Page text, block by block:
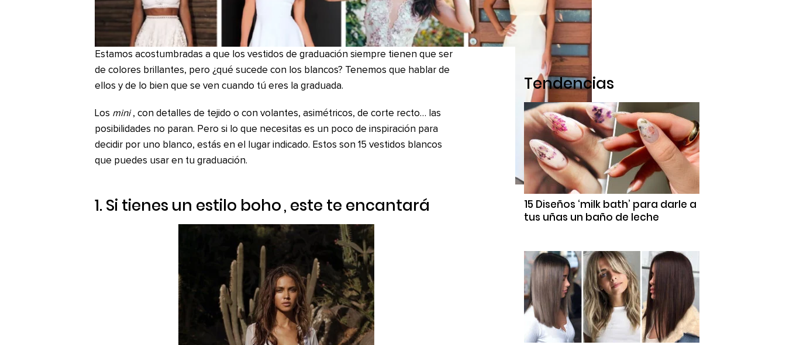
Estamos acostumbradas a que los vestidos de graduación siempre tienen que ser
de colores brillantes, pero ¿qué sucede con los blancos? Tenemos que hablar de
ellos y de lo bien que se ven cuando tú eres la graduada.
Los mini , con detalles de tejido o con volantes, asimétricos, de corte recto… las
posibilidades no paran. Pero si lo que necesitas es un poco de inspiración para
decidir por uno blanco, estás en el lugar indicado. Estos son 15 vestidos blancos
que puedes usar en tu graduación.
1. Si tienes un estilo boho, este te encantará
Tendencias
15 Diseños ‘milk bath’ para darle a
tus uñas un baño de leche